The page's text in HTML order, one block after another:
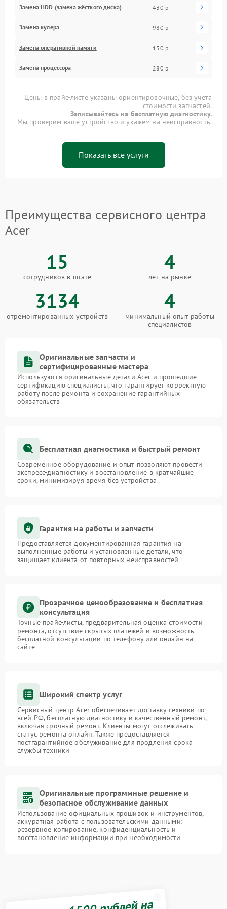
Замена HDD (замена жёсткого диска) 430 р
Замена кулера 980 р
Замена оперативной памяти 130 р
Замена процессора 280 р
Цены в прайс-листе указаны ориентировочные, без учета
стоимости запчастей.
Записывайтесь на бесплатную диагностику.
Мы проверим ваше устройство и укажем на неисправность.
Показать все услуги
Преимущества сервисного центра
Acer
15
сотрудников в штате
4
лет на рынке
3134
отремонтированных устройств
4
минимальный опыт работы
специалистов
Оригинальные запчасти и
сертифицированные мастера
Используются оригинальные детали Acer и прошедшие
сертификацию специалисты, что гарантирует корректную
работу после ремонта и сохранение гарантийных
обязательств
Бесплатная диагностика и быстрый ремонт
Современное оборудование и опыт позволяют провести
экспресс-диагностику и восстановление в кратчайшие
сроки, минимизируя время без устройства
Гарантия на работы и запчасти
Предоставляется документированная гарантия на
выполненные работы и установленные детали, что
защищает клиента от повторных неисправностей
Прозрачное ценообразование и бесплатная
консультация
Точные прайс-листы, предварительная оценка стоимости
ремонта, отсутствие скрытых платежей и возможность
бесплатной консультации по телефону или онлайн на
сайте
Широкий спектр услуг
Сервисный центр Acer обеспечивает доставку техники по
всей РФ, бесплатную диагностику и качественный ремонт,
включая срочный ремонт. Клиенты могут отслеживать
статус ремонта онлайн. Также предоставляется
постгарантийное обслуживание для продления срока
службы техники
Оригинальные программные решение и
безопасное обслуживание данных
Использование официальных прошивок и инструментов,
аккуратная работа с пользовательскими данными:
резервное копирование, конфиденциальность и
восстановление информации при необходимости